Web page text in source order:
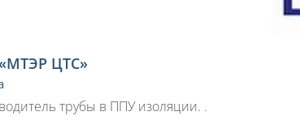
ЦТС»
трубы в ППУ изоляции. .